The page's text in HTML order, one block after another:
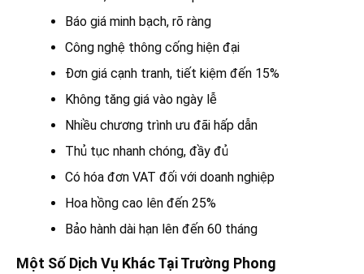
Báo giá minh bạch, rõ ràng
Công nghệ thông cống hiện đại
Đơn giá cạnh tranh, tiết kiệm đến 15%
Không tăng giá vào ngày lễ
Nhiều chương trình ưu đãi hấp dẫn
Thủ tục nhanh chóng, đầy đủ
Có hóa đơn VAT đối với doanh nghiệp
Hoa hồng cao lên đến 25%
Bảo hành dài hạn lên đến 60 tháng
Một Số Dịch Vụ Khác Tại Trường Phong